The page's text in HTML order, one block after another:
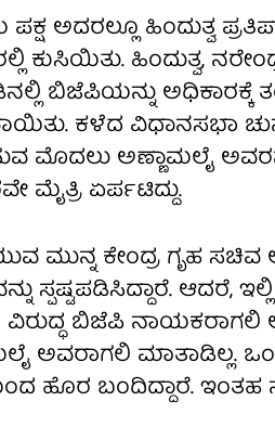
ಅದರಲ್ಲೂ ಹಿಂದುತ್ವ
ಕುಸಿಯಿತು. ಹಿಂದುತ್ವ,
ಬಿಜೆಪಿಯನ್ನು ಅಧಿಕಾರಕ್ಕೆ
ಕಳೆದ ವಿಧಾನಸಭಾ
ಮೊದಲು ಅಣ್ಣಾಮಲೈ
ಮೈತ್ರಿ ಏರ್ಪಟಿದ್ದು.
ಮುನ್ನ ಕೇಂದ್ರ ಗೃಹ
ಸ್ಪಷ್ಟಪಡಿಸಿದ್ದಾರೆ. ಆದರೆ,
ವಿರುದ್ಧ ಬಿಜೆಪಿ
ಅವರಾಗಲಿ ಮಾತಾಡಿಲ್ಲ.
ಹೊರ ಬಂದಿದ್ದಾರೆ.